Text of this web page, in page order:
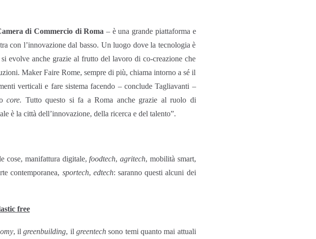
di Commercio di Roma – è una grande piattaforma e
con l’innovazione dal basso. Un luogo dove la tecnologia è
evolve anche grazie al frutto del lavoro di co-creazione che
Maker Faire Rome, sempre di più, chiama intorno a sé il
verticali e fare sistema facendo – conclude Tagliavanti –
core. Tutto questo si fa a Roma anche grazie al ruolo di
è la città dell’innovazione, della ricerca e del talento”.
cose, manifattura digitale, foodtech, agritech, mobilità smart,
contemporanea, sportech, edtech: saranno questi alcuni dei
free
, ilgreenbuilding, il greentechsono temi quanto mai attuali